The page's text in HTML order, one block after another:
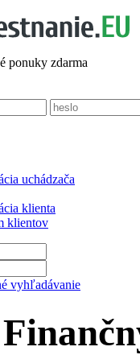
ponuky zdarma
uchádzača
klienta
klientov
vyhľadávanie